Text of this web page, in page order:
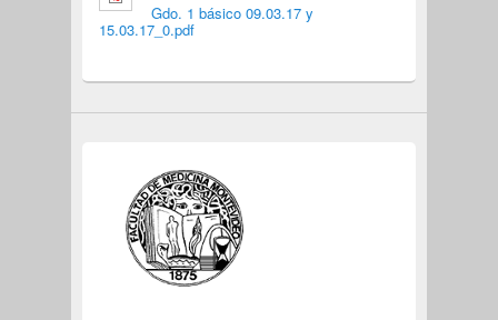
Gdo. 1 básico 09.03.17 y
15.03.17_0.pdf